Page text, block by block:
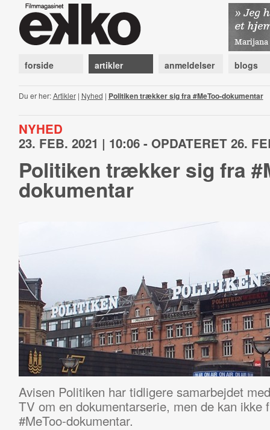
forside artikler anmeldelser blogs
Du er her:Artikler| Nyhed | Politiken trækker sig fra #MeToo-dokumentar
NYHED
23. FEB. 2021 | 10:06 - OPDATERET 26.
Politiken trækker sig fra
dokumentar
Avisen Politiken har tidligere samarbejdet
TV om en dokumentarserie, men de kan
#MeToo-dokumentar.